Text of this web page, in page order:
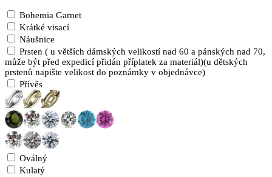
Bohemia Garnet
Krátké visací
Náušnice
Prsten ( u větších dámských velikostí nad 60 a pánských nad 70,
může být před expedicí přidán příplatek za materiál)(u dětských
prstenů napište velikost do poznámky v objednávce)
Přívěs
Oválný
Kulatý